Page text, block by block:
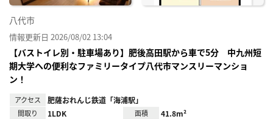
八代市
情報更新日 2026/08/02 13:04
【バストイレ別・駐車場あり】肥後高田駅から車で5分 中九州短
期大学への便利なファミリータイプ八代市マンスリーマンショ
ン！
アクセス 肥薩おれんじ鉄道「海浦駅」
間取り 1LDK 面積 41.8m²